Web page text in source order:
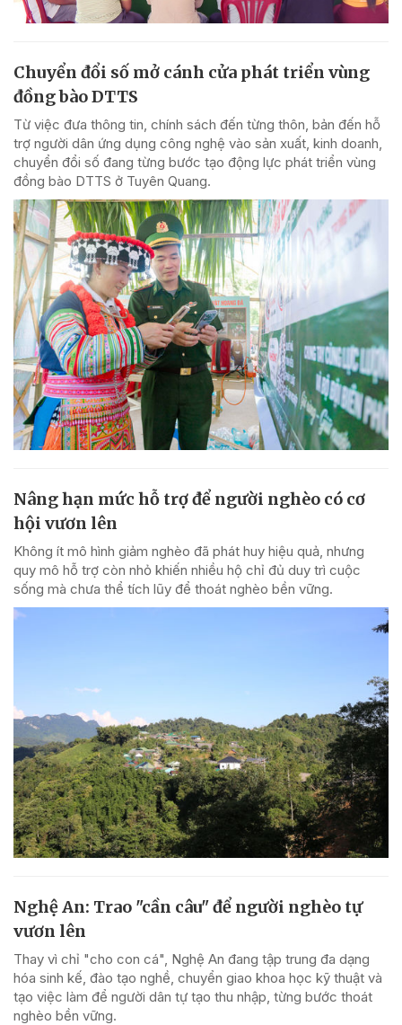
Chuyển đổi số mở cánh cửa phát triển vùng
đồng bào DTTS
Từ việc đưa thông tin, chính sách đến từng thôn, bản đến hỗ
trợ người dân ứng dụng công nghệ vào sản xuất, kinh doanh,
chuyển đổi số đang từng bước tạo động lực phát triển vùng
đồng bào DTTS ở Tuyên Quang.
Nâng hạn mức hỗ trợ để người nghèo có cơ
hội vươn lên
Không ít mô hình giảm nghèo đã phát huy hiệu quả, nhưng
quy mô hỗ trợ còn nhỏ khiến nhiều hộ chỉ đủ duy trì cuộc
sống mà chưa thể tích lũy để thoát nghèo bền vững.
Nghệ An: Trao "cần câu" để người nghèo tự
vươn lên
Thay vì chỉ "cho con cá", Nghệ An đang tập trung đa dạng
hóa sinh kế, đào tạo nghề, chuyển giao khoa học kỹ thuật và
tạo việc làm để người dân tự tạo thu nhập, từng bước thoát
nghèo bền vững.